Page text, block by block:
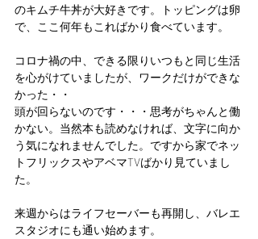
のキムチ牛丼が大好きです。トッピングは卵
で、ここ何年もこればかり食べています。
コロナ禍の中、できる限りいつもと同じ生活
を心がけていましたが、ワークだけができな
かった・・
頭が回らないのです・・・思考がちゃんと働
かない。当然本も読めなければ、文字に向か
う気になれませんでした。ですから家でネッ
トフリックスやアベマTVばかり見ていまし
た。
来週からはライフセーバーも再開し、バレエ
スタジオにも通い始めます。